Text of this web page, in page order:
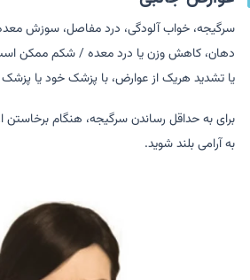
سرگیجه، خواب آلودگی، درد مفاصل، سوزش
دهان، کاهش وزن یا درد معده / شکم ممکن
یا تشدید هریک از عوارض، با پزشک خود یا
برای به حداقل رساندن سرگیجه، هنگام برخاستن
به آرامی بلند شوید.